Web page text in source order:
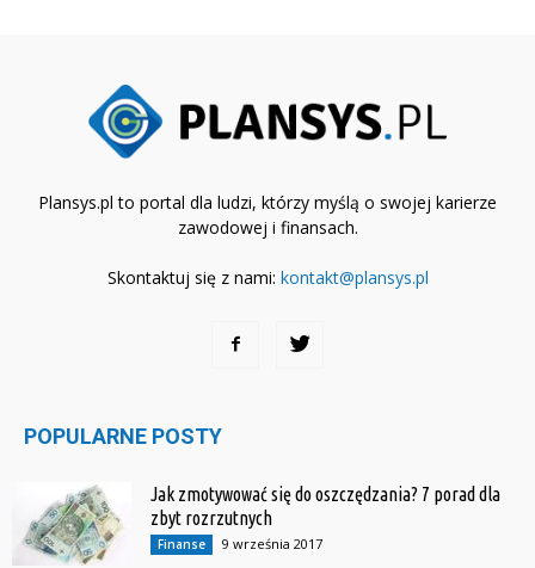
Plansys.pl to portal dla ludzi, którzy myślą o swojej karierze
zawodowej i finansach.
Skontaktuj się z nami: kontakt@plansys.pl
POPULARNE POSTY
Jak zmotywować się do oszczędzania? 7 porad dla
zbyt rozrzutnych
Finanse 9 września 2017